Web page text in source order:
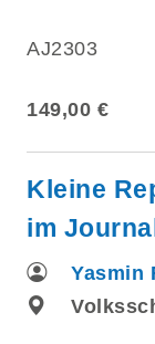
AJ2303
149,00 €
Kleine
im
Yasmin